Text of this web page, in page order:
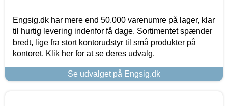
Engsig.dk har mere end 50.000 varenumre på lager, klar
til hurtig levering indenfor få dage. Sortimentet spænder
bredt, lige fra stort kontorudstyr til små produkter på
kontoret. Klik her for at se deres udvalg.
Se udvalget på Engsig.dk